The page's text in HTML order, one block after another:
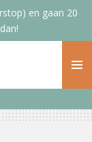
en gaan 20